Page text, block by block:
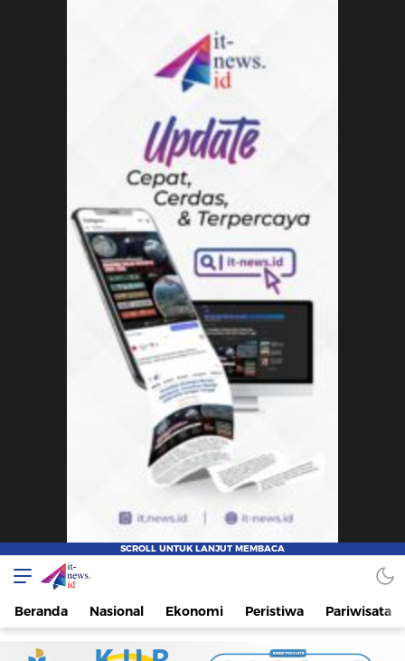
IT-NEWS
Update Cepat, Cerdas, dan Terpercaya
Beranda Nasional Ekonomi Peristiwa Pariwisata